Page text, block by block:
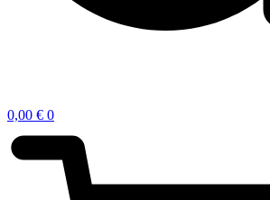
0,00 € 0